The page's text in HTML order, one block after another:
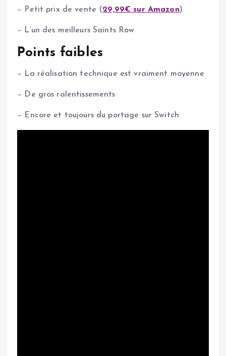
– Petit prix de vente (29,99€ sur Amazon)
– L’un des meilleurs Saints Row
Points faibles
– La réalisation technique est vraiment moyenne
– De gros ralentissements
– Encore et toujours du portage sur Switch